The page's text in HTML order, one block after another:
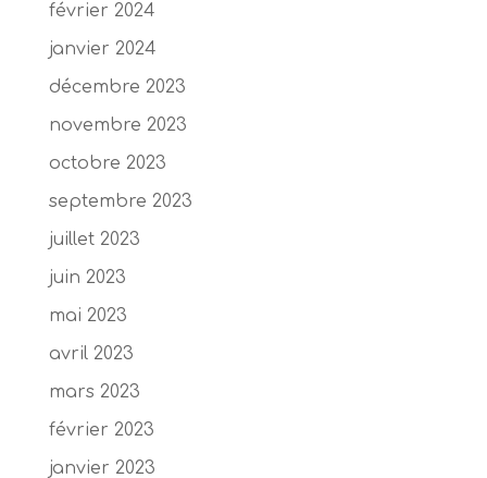
février 2024
janvier 2024
décembre 2023
novembre 2023
octobre 2023
septembre 2023
juillet 2023
juin 2023
mai 2023
avril 2023
mars 2023
février 2023
janvier 2023